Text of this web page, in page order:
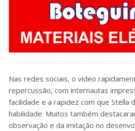
Nas redes sociais, o vídeo
repercussão, com internautas
facilidade e a rapidez com que Stella
habilidade. Muitos também
observação e da imitação no